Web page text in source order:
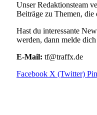
Unser Redaktionsteam
Beiträge zu Themen, die
Hast du interessante
werden, dann melde
E-Mail: tf@traffx.de
Facebook X (Twitter)